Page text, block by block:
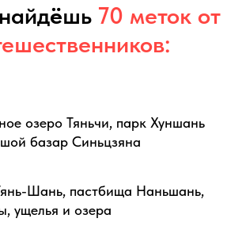
ёшь 70 меток от
озеро Тяньчи, парк Хуншань
базар Синьцзяна
Шань, пастбища Наньшань,
ущелья и озера